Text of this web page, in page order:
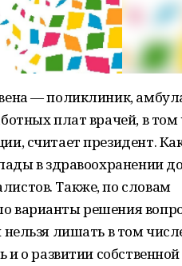
— поликлиник,
плат врачей, в том
считает президент.
в здравоохранении
Также, по словам
варианты решения
лишать в том
о развитии собственной